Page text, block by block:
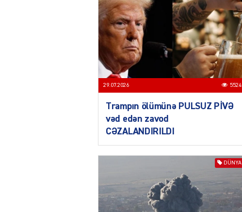
29.07.2026 5524
Trampın ölümünə PULSUZ PİVƏ
vəd edən zavod
CƏZALANDIRILDI
DÜNYA